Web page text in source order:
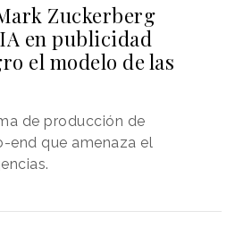
Zuckerberg
en publicidad
el modelo de las
de producción de
end que amenaza el